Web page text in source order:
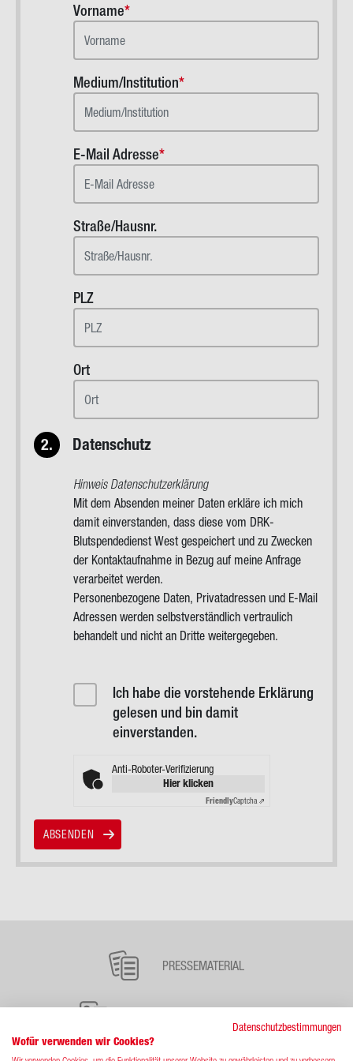
Vorname
Medium/Institution
E-Mail Adresse
Straße/Hausnr.
PLZ
Ort
2. Datenschutz
Hinweis Datenschutzerklärung
Mit dem Absenden meiner Daten erkläre ich mich
damit einverstanden, dass diese vom DRK-
Blutspendedienst West gespeichert und zu Zwecken
der Kontaktaufnahme in Bezug auf meine Anfrage
verarbeitet werden.
Personenbezogene Daten, Privatadressen und E-Mail
Adressen werden selbstverständlich vertraulich
behandelt und nicht an Dritte weitergegeben.
AkzeptiertIch habe die vorstehende Erklärung
gelesen und bin damit
einverstanden.
Anti-Roboter-Verifizierung
Hier klicken
FriendlyCaptcha ⇗
ABSENDEN
ga­
ti­
PRESSEMATERIAL
Datenschutzbestimmungen
Wofür verwenden wir Cookies?